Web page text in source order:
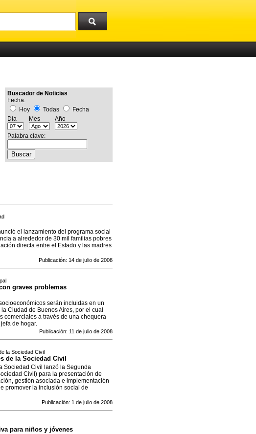
Buscador de Noticias
Fecha:
Hoy
Todas
Fecha
Día
Mes Año
Palabra clave:
el lanzamiento del programa social
a alrededor de 30 mil familias pobres
directa entre el Estado y las madres
Publicación: 14 de julio de 2008
graves problemas
serán incluidas en un
Ciudad de Buenos Aires, por el cual
comerciales a través de una chequera
de hogar.
Publicación: 11 de julio de 2008
la Sociedad Civil
de la Sociedad Civil
Sociedad Civil lanzó la Segunda
Civil) para la presentación de
gestión asociada e implementación
promover la inclusión social de
Publicación: 1 de julio de 2008
para niños y jóvenes